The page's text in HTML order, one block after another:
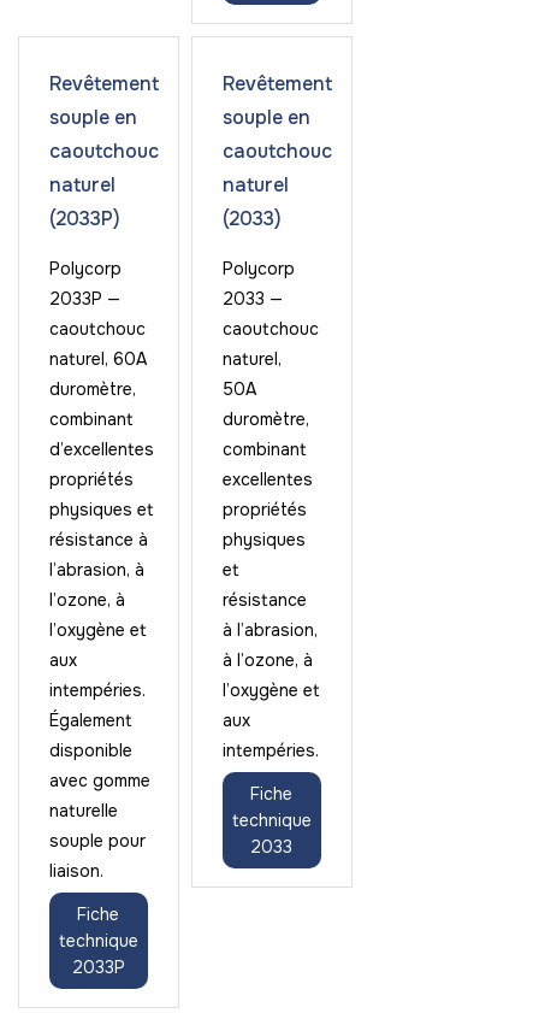
Revêtement
souple en
caoutchouc
naturel
(2033P)
Polycorp
2033P —
caoutchouc
naturel, 60A
duromètre,
combinant
d’excellentes
propriétés
physiques et
résistance à
l’abrasion, à
l’ozone, à
l’oxygène et
aux
intempéries.
Également
disponible
avec gomme
naturelle
souple pour
liaison.
Fiche
technique
2033P
Revêtement
souple en
caoutchouc
naturel
(2033)
Polycorp
2033 —
caoutchouc
naturel,
50A
duromètre,
combinant
excellentes
propriétés
physiques
et
résistance
à l’abrasion,
à l’ozone, à
l’oxygène et
aux
intempéries.
Fiche
technique
2033